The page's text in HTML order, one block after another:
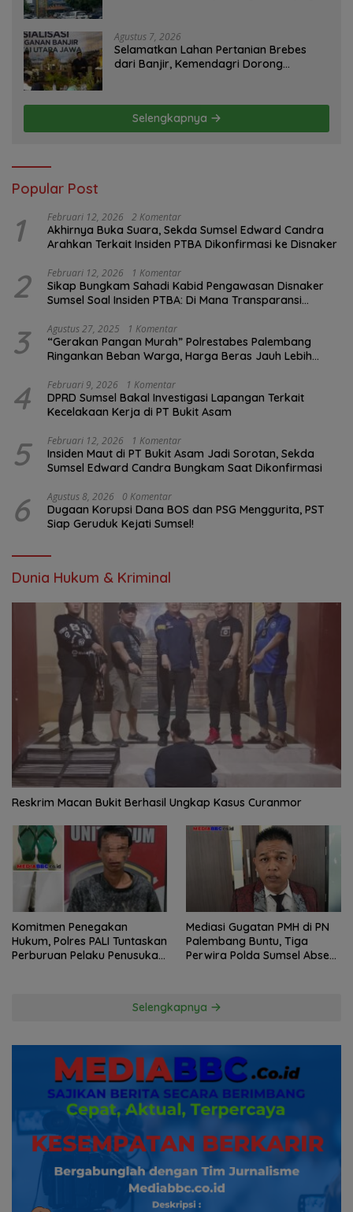
Agustus 7, 2026
Selamatkan Lahan Pertanian Brebes
dari Banjir, Kemendagri Dorong
Selengkapnya
Popular Post
1 Februari 12, 2026 2 Komentar
Akhirnya Buka Suara, Sekda Sumsel Edward Candra
Arahkan Terkait Insiden PTBA Dikonfirmasi ke Disnaker
2 Februari 12, 2026 1 Komentar
Sikap Bungkam Sahadi Kabid Pengawasan Disnaker
Sumsel Soal Insiden PTBA: Di Mana Transparansi
3 Agustus 27, 2025 1 Komentar
“Gerakan Pangan Murah” Polrestabes Palembang
Ringankan Beban Warga, Harga Beras Jauh Lebih
4 Februari 9, 2026 1 Komentar
DPRD Sumsel Bakal Investigasi Lapangan Terkait
Kecelakaan Kerja di PT Bukit Asam
5 Februari 12, 2026 1 Komentar
Insiden Maut di PT Bukit Asam Jadi Sorotan, Sekda
Sumsel Edward Candra Bungkam Saat Dikonfirmasi
6 Agustus 8, 2026 0 Komentar
Dugaan Korupsi Dana BOS dan PSG Menggurita, PST
Siap Geruduk Kejati Sumsel!
Dunia Hukum & Kriminal
Reskrim Macan Bukit Berhasil Ungkap Kasus Curanmor
Komitmen Penegakan
Hukum, Polres PALI Tuntaskan
Perburuan Pelaku Penusukan
Mediasi Gugatan PMH di PN
Palembang Buntu, Tiga
Perwira Polda Sumsel Absen,
Selengkapnya